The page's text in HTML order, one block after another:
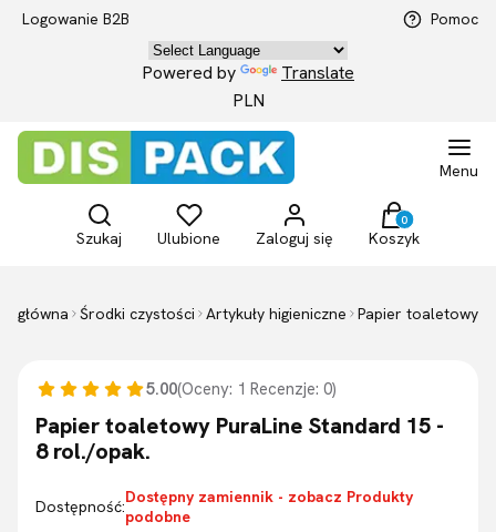
Logowanie B2B Pomoc
Powered by
Translate
PLN
Menu
Otwórz wyszukiwarkę
Szukaj
Ulubione Zaloguj się
Produkty w
Koszyk
główna Środki czystości Artykuły higieniczne Papier toaletowy
5.00(Oceny: 1 Recenzje: 0)
Papier toaletowy PuraLine Standard 15 -
8 rol./opak.
Dostępność:Dostępny zamiennik - zobacz Produkty
podobne